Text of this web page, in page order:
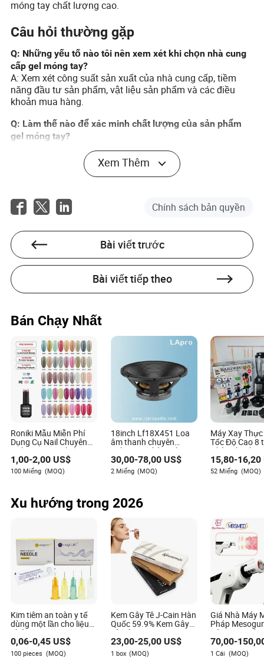
móng tay chất lượng cao.
Câu hỏi thường gặp
Q: Những yếu tố nào tôi nên xem xét khi chọn nhà cung
cấp gel móng tay?
A: Xem xét công suất sản xuất của nhà cung cấp, tiềm
năng đầu tư sản phẩm, vật liệu sản phẩm và các điều
khoản mua hàng.
Q: Làm thế nào để xác minh chất lượng của sản phẩm
gel móng tay?
A: Yêu cầu mẫu, đọc đánh giá của khách hàng và đảm
bảo sản phẩm đáp ứng các tiêu chuẩn an toàn của
mua gel móng tay?
A: Made-in-China.com cung cấp cơ sở nhà cung cấp đã
được xác minh với nhiều lựa chọn, giúp đảm bảo chất
lượng sản phẩm và giá cả cạnh tranh.
Tác giả
Gavin Ryan là một tác giả dày dạn kinh nghiệm với
nhiều kinh nghiệm trong lĩnh vực hàng tiêu dùng nhẹ,
đặc biệt là trong ngành điện và điện tử. Ông chuyên
về an toàn sản phẩm và tuân thủ, đảm bảo rằng hàng
tiêu dùng đáp ứng các tiêu chuẩn và quy định nghiêm
Xem Thêm
Chính sách bản quyền
Bài viết trước
Bài viết tiếp theo
Bán Chạy Nhất
Roniki Mẫu Miễn Phí
Dụng Cụ Nail Chuyên
Nghiệp Sơn Gel Tùy
Chỉnh Nhãn Riêng Màu
Sắc Đèn UV/LED
1,00-2,00 US$
100 Miếng (MOQ)
18inch Lf18X451 Loa
âm thanh chuyên
nghiệp đặt hàng theo
yêu cầu cho sự kiện lớn
30,00-78,00US$
2 Miếng (MOQ)
Máy Xay
Tốc Độ Cao 8
Nhà Bếp
Nghiệp Điều
Bằng Thép
Dung Tích
15,80-16,20
52 Miếng (MOQ)
Xu hướng trong 2026
Kim tiêm an toàn y tế
dùng một lần cho liệu
pháp meso 32g 4mm
6mm
0,06-0,45 US$
100 pieces (MOQ)
Kem Gây Tê J-Cain Hàn
Quốc 59.9% Kem Gây
Tê Điều Trị Meso 500g
Ha 100ui Chất Lấp Đầy
Da
23,00-25,00US$
1 box (MOQ)
Giá Nhà Máy
Pháp
Súng
Chăm Sóc Da
Meso Prp
Mesotherapy
70,00-
1 Cái (MOQ)